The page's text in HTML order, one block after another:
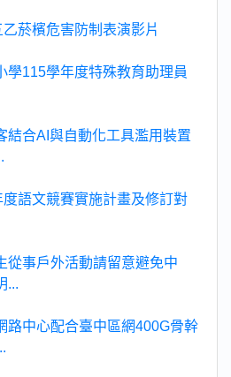
菸檳危害防制表演影片
學115學年度特殊教育助理員
結合AI與自動化工具濫用裝置
語文競賽實施計畫及修訂對
從事戶外活動請留意避免中
...
路中心配合臺中區網400G骨幹